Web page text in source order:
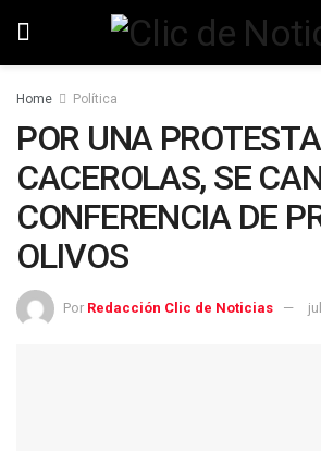
Home Política
POR UNA
CACEROLAS, SE
CONFERENCIA DE
OLIVOS
Por Redacción Clic de Noticias